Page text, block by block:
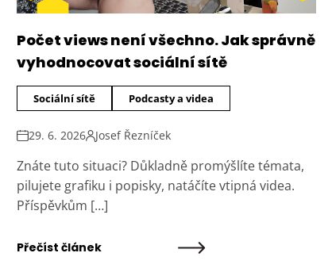
Počet views není všechno. Jak správně
vyhodnocovat sociální sítě
Sociální sítě Podcasty a videa
29. 6. 2026 Josef Řezníček
Znáte tuto situaci? Důkladně promýšlíte témata,
pilujete grafiku i popisky, natáčíte vtipná videa.
Příspěvkům […]
Přečíst článek